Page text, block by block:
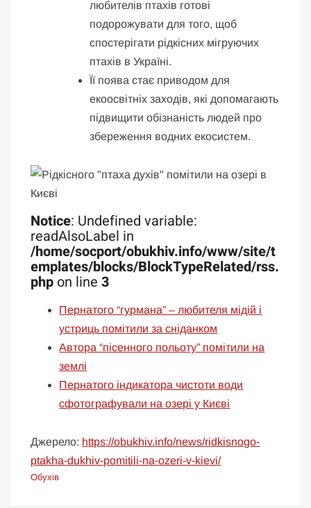
любителів птахів готові
подорожувати для того, щоб
спостерігати рідкісних мігруючих
птахів в Україні.
Її поява стає приводом для
екоосвітніх заходів, які допомагають
підвищити обізнаність людей про
збереження водних екосистем.
Notice: Undefined variable:
readAlsoLabel in
/home/socport/obukhiv.info/www/site/t
emplates/blocks/BlockTypeRelated/rss.
php on line3
Пернатого “гурмана” – любителя мідій і
устриць помітили за сніданком
Автора “пісенного польоту” помітили на
землі
Пернатого індикатора чистоти води
сфотографували на озері у Києві
Джерело: https://obukhiv.info/news/ridkisnogo-
ptakha-dukhiv-pomitili-na-ozeri-v-kievi/
Обухів